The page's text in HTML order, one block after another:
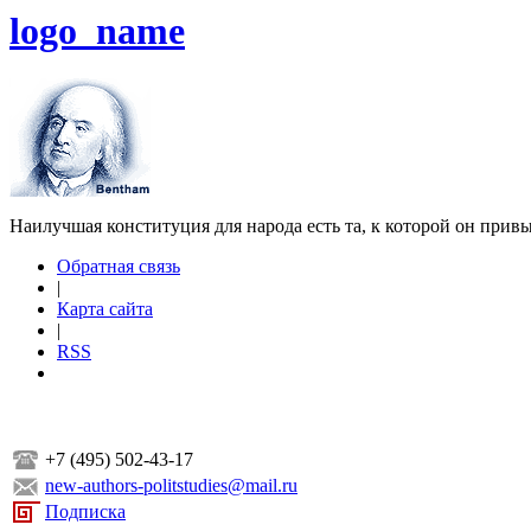
logo_name
Наилучшая конституция для народа есть та, к которой он
Обратная связь
|
Карта сайта
|
RSS
+7 (495) 502-43-17
new-authors-politstudies@mail.ru
Подписка